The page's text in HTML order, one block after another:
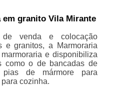
em granito Vila Mirante
de venda e colocação
e granitos, a Marmoraria
e disponibiliza
como o de bancadas de
pias de mármore para
cozinha.